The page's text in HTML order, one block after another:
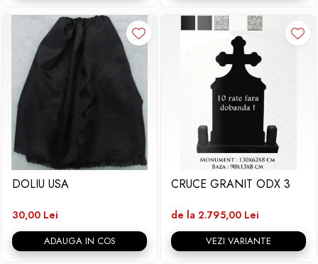
DOLIU USA
30,00 Lei
ADAUGA IN COS
CRUCE GRANIT ODX 3
de la 2.795,00 Lei
VEZI VARIANTE